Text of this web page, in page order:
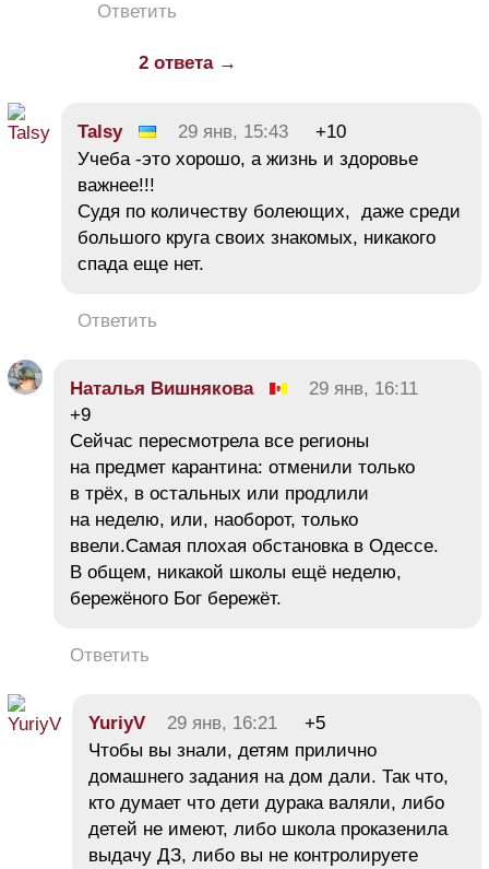
Ответить
2 ответа →
Talsy 29 янв, 15:43
+10
Учеба -это хорошо, а жизнь и здоровье
важнее!!!
Судя по количеству болеющих, даже среди
большого круга своих знакомых, никакого
спада еще нет.
Ответить
Наталья Вишнякова
29 янв, 16:11
+9
Сейчас пересмотрела все регионы
на предмет карантина: отменили только
в трёх, в остальных или продлили
на неделю, или, наоборот, только
ввели.Самая плохая обстановка в Одессе.
В общем, никакой школы ещё неделю,
бережёного Бог бережёт.
Ответить
YuriyV 29 янв, 16:21
+5
Чтобы вы знали, детям прилично
домашнего задания на дом дали. Так что,
кто думает что дети дурака валяли, либо
детей не имеют, либо школа проказенила
выдачу ДЗ, либо вы не контролируете